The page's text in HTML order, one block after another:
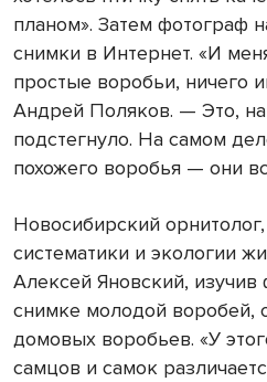
планом». Затем фотограф
снимки в Интернет. «И
простые воробьи, ничего
Андрей Поляков. — Это,
подстегнуло. На самом
похожего воробья — они
Новосибирский
систематики и экологии
Алексей Яновский,
снимке молодой воробей,
домовых воробьев. «У
самцов и самок